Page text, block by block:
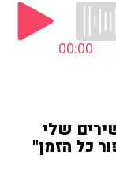
00:00
שלי
כל הזמן"